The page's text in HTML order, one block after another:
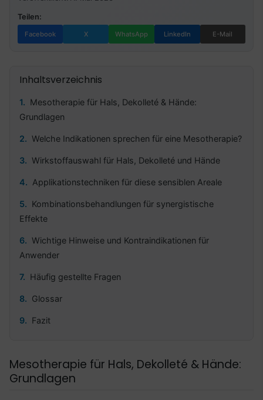
Teilen:
Facebook X WhatsApp LinkedIn E-Mail
Inhaltsverzeichnis
Mesotherapie für Hals, Dekolleté & Hände:
Grundlagen
Welche Indikationen sprechen für eine Mesotherapie?
Wirkstoffauswahl für Hals, Dekolleté und Hände
Applikationstechniken für diese sensiblen Areale
Kombinationsbehandlungen für synergistische
Effekte
Wichtige Hinweise und Kontraindikationen für
Anwender
Häufig gestellte Fragen
Glossar
Fazit
Mesotherapie für Hals, Dekolleté & Hände:
Grundlagen